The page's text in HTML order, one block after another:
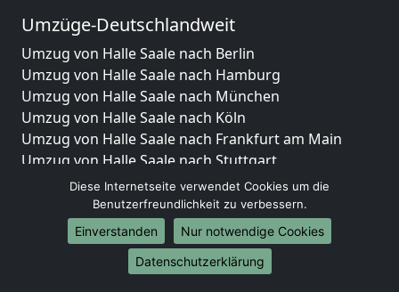
Umzüge-Deutschlandweit
Umzug von Halle Saale nach Berlin
Umzug von Halle Saale nach Hamburg
Umzug von Halle Saale nach München
Umzug von Halle Saale nach Köln
Umzug von Halle Saale nach Frankfurt am Main
Umzug von Halle Saale nach Stuttgart
Umzug von Halle Saale nach Düsseldorf
Umzug von Halle Saale nach Leipzig
Umzug von Halle Saale nach Dortmund
Umzug von Halle Saale nach Essen
Umzug von Halle Saale nach Bremen
Diese Internetseite verwendet Cookies um die
Benutzerfreundlichkeit zu verbessern.
Einverstanden
Nur notwendige Cookies
Datenschutzerklärung